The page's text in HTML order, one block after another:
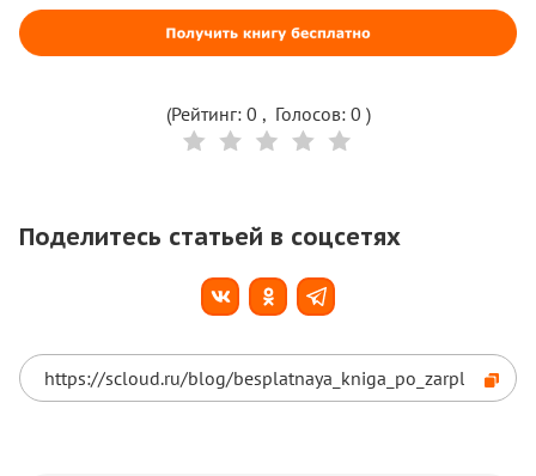
(Рейтинг: 0 , Голосов: 0 )
Поделитесь статьей в соцсетях